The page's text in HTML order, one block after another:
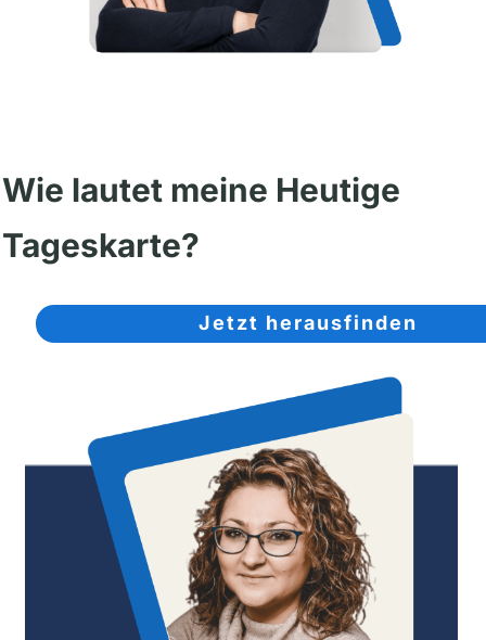
Wie lautet meine Heutige
Tageskarte?
Jetzt herausfinden